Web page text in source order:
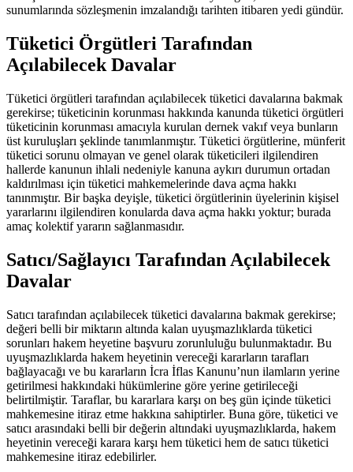
sunumlarında sözleşmenin imzalandığı tarihten itibaren yedi gündür.
Tüketici Örgütleri Tarafından
Açılabilecek Davalar
Tüketici örgütleri tarafından açılabilecek tüketici davalarına bakmak
gerekirse; tüketicinin korunması hakkında kanunda tüketici örgütleri
tüketicinin korunması amacıyla kurulan dernek vakıf veya bunların
üst kuruluşları şeklinde tanımlanmıştır. Tüketici örgütlerine, münferit
tüketici sorunu olmayan ve genel olarak tüketicileri ilgilendiren
hallerde kanunun ihlali nedeniyle kanuna aykırı durumun ortadan
kaldırılması için tüketici mahkemelerinde dava açma hakkı
tanınmıştır. Bir başka deyişle, tüketici örgütlerinin üyelerinin kişisel
yararlarını ilgilendiren konularda dava açma hakkı yoktur; burada
amaç kolektif yararın sağlanmasıdır.
Satıcı/Sağlayıcı Tarafından Açılabilecek
Davalar
Satıcı tarafından açılabilecek tüketici davalarına bakmak gerekirse;
değeri belli bir miktarın altında kalan uyuşmazlıklarda tüketici
sorunları hakem heyetine başvuru zorunluluğu bulunmaktadır. Bu
uyuşmazlıklarda hakem heyetinin vereceği kararların tarafları
bağlayacağı ve bu kararların İcra İflas Kanunu’nun ilamların yerine
getirilmesi hakkındaki hükümlerine göre yerine getirileceği
belirtilmiştir. Taraflar, bu kararlara karşı on beş gün içinde tüketici
mahkemesine itiraz etme hakkına sahiptirler. Buna göre, tüketici ve
satıcı arasındaki belli bir değerin altındaki uyuşmazlıklarda, hakem
heyetinin vereceği karara karşı hem tüketici hem de satıcı tüketici
mahkemesine itiraz edebilirler.